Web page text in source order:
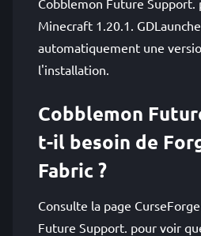
Cobblemon Future Support.
Minecraft 1.20.1.
automatiquement une
l'installation.
Cobblemon
t-il besoin de
Fabric ?
Consulte la page
Future Support. pour voir